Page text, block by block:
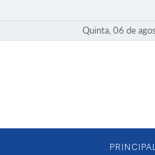
Quinta, 06 de